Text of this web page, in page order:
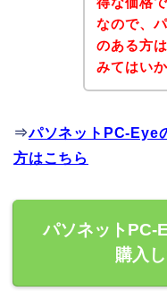
なので、
のある方
みてはい
⇒パソネットPC-Eye
方はこちら
パソネットPC-
購入